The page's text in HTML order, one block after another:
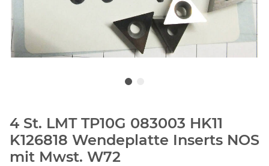
4 St. LMT TP10G 083003 HK11
K126818 Wendeplatte Inserts NOS
mit Mwst. W72